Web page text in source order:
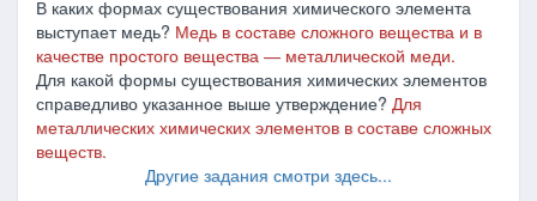
В каких формах существования химического элемента
выступает медь? Медь в составе сложного вещества и в
качестве простого вещества ― металлической меди.
Для какой формы существования химических элементов
справедливо указанное выше утверждение? Для
металлических химических элементов в составе сложных
веществ.
Другие задания смотри здесь...